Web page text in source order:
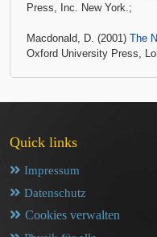
Press, Inc. New York.;
Macdonald, D. (2001) The
Oxford University Press,
Quick links
Impressum
Datenschutz
Cookies verwalten